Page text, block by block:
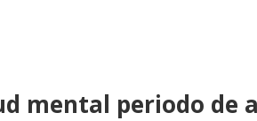
mental periodo de